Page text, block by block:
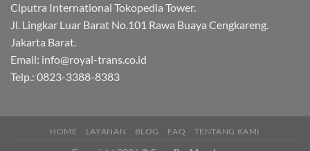
Ciputra International Tokopedia Tower.
Jl. Lingkar Luar Barat No.101 Rawa Buaya Cengkareng.
Jakarta Barat.
Email: info@royal-trans.co.id
Telp.: 0823-3388-8383
HOME LAYANAN BLOG FAQ TENTANG KAMI